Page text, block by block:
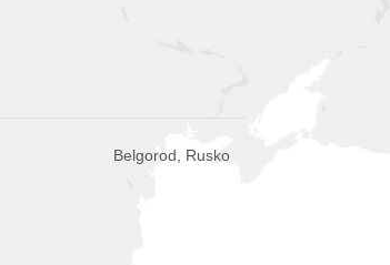
Belgorod, Rusko